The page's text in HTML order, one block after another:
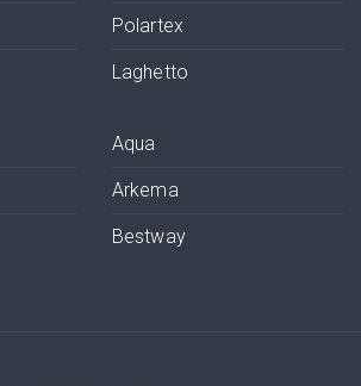
Polartex
Laghetto
Aqua
Arkema
Bestway